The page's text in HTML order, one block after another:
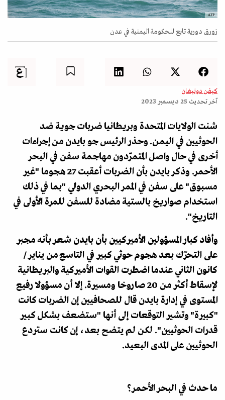
AFP
زورق دورية تابع للحكومة اليمنية في عدن
كيفن دونيغان
آخر تحديث 25 ديسمبر 2023
شنت الولايات المتحدة وبريطانيا ضربات جوية ضد
الحوثيين في اليمن. وحذر الرئيس جو بايدن من إجراءات
أخرى في حال واصل المتمرّدون مهاجمة سفن في البحر
الأحمر. وذكر بايدن بأن الضربات أعقبت 27 هجوما "غير
مسبوق" على سفن في الممر البحري الدولي "بما في ذلك
استخدام صواريخ بالستية مضادة للسفن للمرة الأولى في
التاريخ".
وأفاد كبار المسؤولين الأميركيين بأن بايدن شعر بأنه مجبر
على التحرّك بعد هجوم حوثي كبير في التاسع من يناير /
كانون الثاني عندما اضطرت القوات الأميركية والبريطانية
لإسقاط أكثر من 20 صاروخا ومسيرة. إلا أن مسؤولا رفيع
المستوى في إدارة بايدن قال للصحافيين إن الضربات كانت
"كبيرة" وتشير التوقعات إلى أنها "ستضعف بشكل كبير
قدرات الحوثيين". لكن لم يتضح بعد، إن كانت ستردع
الحوثيين على المدى البعيد.
ما حدث في البحر الأحمر؟